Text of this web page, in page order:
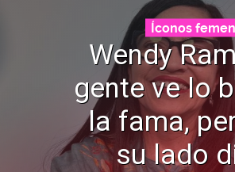
Íconos
Wendy
gente ve lo
la fama,
su lado